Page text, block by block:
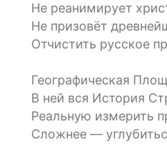
Не реанимирует
Не призовёт
Отчистить русское
Географическая
В ней вся История
Реальную измерить
Сложнее —